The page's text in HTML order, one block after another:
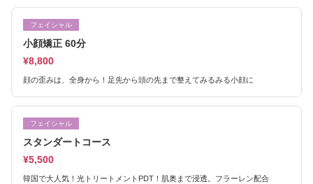
フェイシャル
小顔矯正 60分
¥8,800
顔の歪みは、全身から！足先から頭の先まで整えてみるみる小顔に
フェイシャル
スタンダートコース
¥5,500
韓国で大人気！光トリートメントPDT！肌奥まで浸透。フラーレン配合